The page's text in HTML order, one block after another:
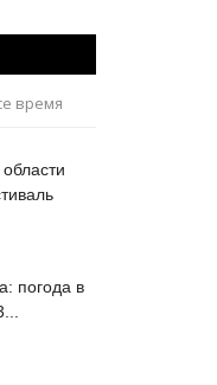
время
погода в